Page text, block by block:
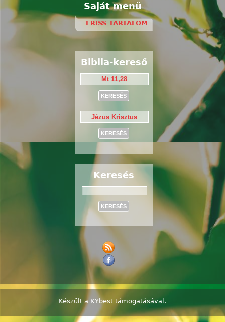
Saját menü
FRISS TARTALOM
Biblia-kereső
Keresés
Készült a KYbest támogatásával.